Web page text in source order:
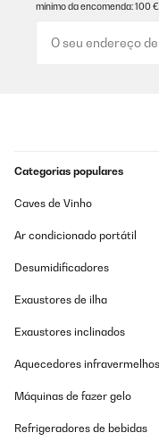
mínimo da encomenda: 100 €.
Categorias populares
Caves de Vinho
Ar condicionado portátil
Desumidificadores
Exaustores de ilha
Exaustores inclinados
Aquecedores infravermelhos
Máquinas de fazer gelo
Refrigeradores de bebidas